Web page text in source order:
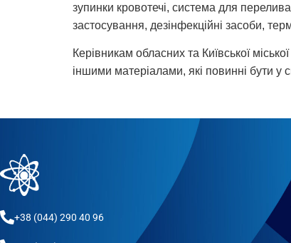
зупинки кровотечі, система для
застосування, дезінфекційні засоби,
Керівникам обласних та Київської
іншими матеріалами, які повинні бути у
+38 (044) 290 40 96